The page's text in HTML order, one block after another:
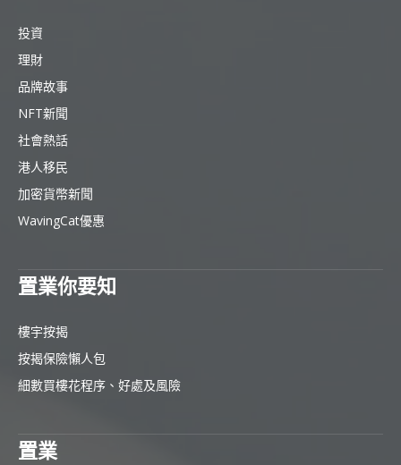
投資
理財
品牌故事
NFT新聞
社會熱話
港人移民
加密貨幣新聞
WavingCat優惠
置業你要知
樓宇按揭
按揭保險懶人包
細數買樓花程序、好處及風險
置業